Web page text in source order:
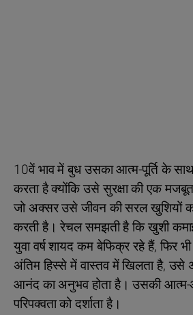
10वें भाव में बुध उसका आत्म-पूर्ति के
करता है क्योंकि उसे सुरक्षा की एक
जो अक्सर उसे जीवन की सरल खुशियों
करती है। रेचल समझती है कि खुशी
युवा वर्ष शायद कम बेफिक्र रहे हैं, फिर
अंतिम हिस्से में वास्तव में खिलता है, उसे
आनंद का अनुभव होता है। उसकी
परिपक्वता को दर्शाता है।